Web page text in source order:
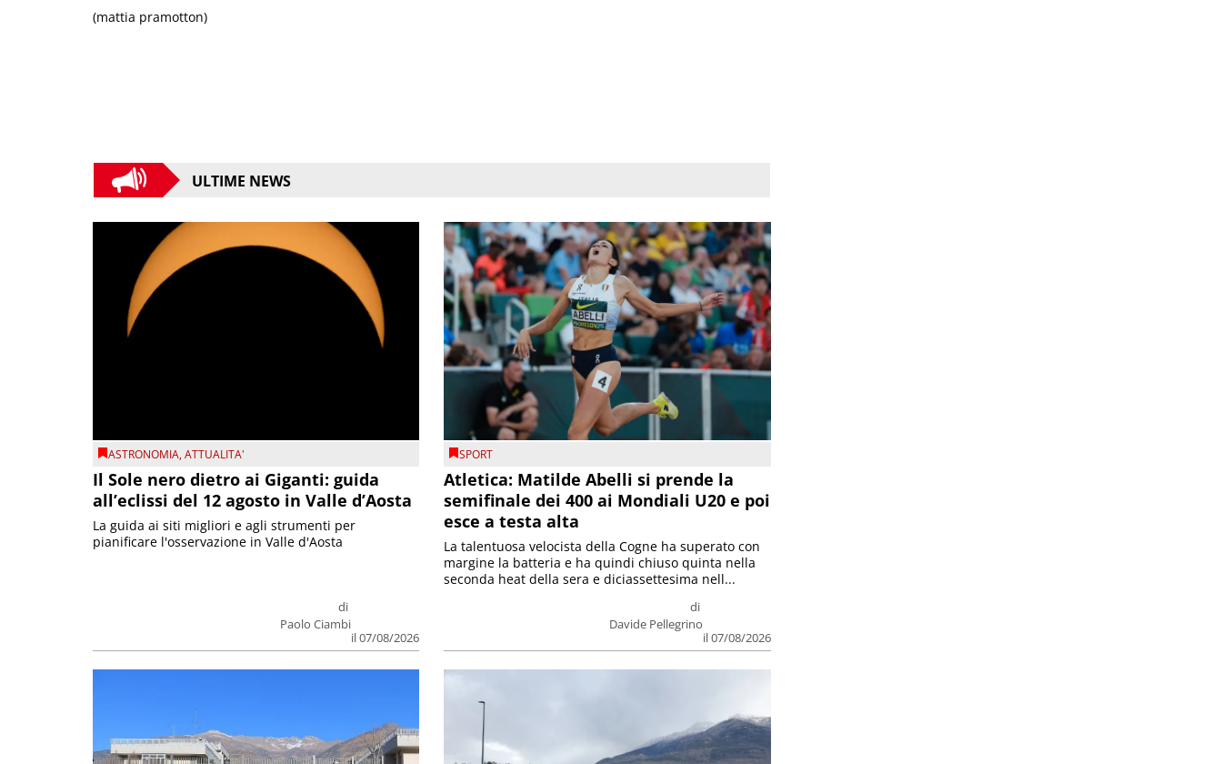
(mattia pramotton)
ULTIME NEWS
ASTRONOMIA,ATTUALITA'
Il Sole nero dietro ai Giganti: guida
all’eclissi del 12 agosto in Valle d’Aosta
di
Paolo Ciambi
il 07/08/2026
La guida ai siti migliori e agli strumenti per
pianificare l'osservazione in Valle d'Aosta
SPORT
Atletica: Matilde Abelli si prende la
semifinale dei 400 ai Mondiali U20 e poi
esce a testa alta
di
Davide Pellegrino
il 07/08/2026
La talentuosa velocista della Cogne ha superato con
margine la batteria e ha quindi chiuso quinta nella
seconda heat della sera e diciassettesima nell...